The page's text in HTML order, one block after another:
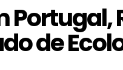
Portugal,
de